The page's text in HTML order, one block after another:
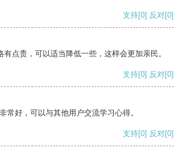
支持[0] 反对[0]
有点贵，可以适当降低一些，这样会更加亲民。
支持[0] 反对[0]
常好，可以与其他用户交流学习心得。
支持[0] 反对[0]